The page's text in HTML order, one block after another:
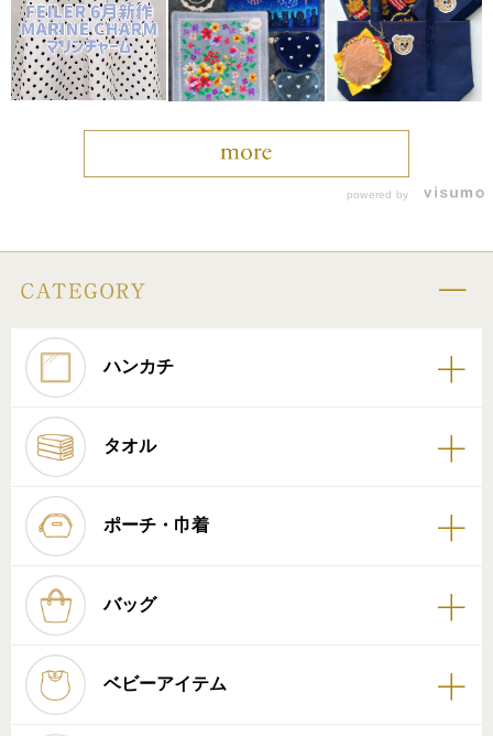
powered by
ハンカチ
タオル
ポーチ・巾着
バッグ
ベビーアイテム